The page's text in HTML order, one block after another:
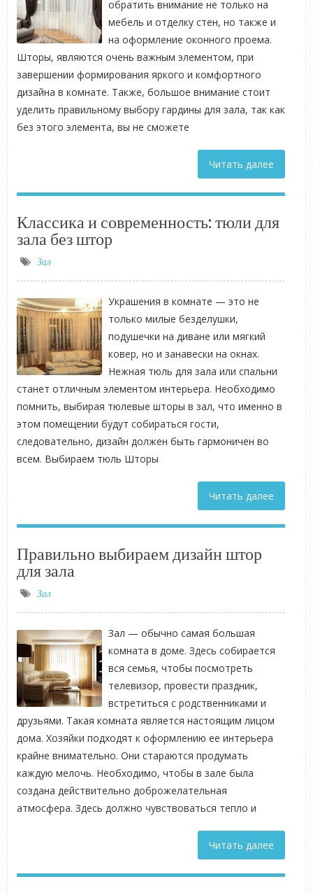
обратить внимание не только на
мебель и отделку стен, но также и
на оформление оконного проема.
Шторы, являются очень важным элементом, при
завершении формирования яркого и комфортного
дизайна в комнате. Также, большое внимание стоит
уделить правильному выбору гардины для зала, так как
без этого элемента, вы не сможете
Читать далее
Классика и современность: тюли для
зала без штор
Зал
Украшения в комнате — это не
только милые безделушки,
подушечки на диване или мягкий
ковер, но и занавески на окнах.
Нежная тюль для зала или спальни
станет отличным элементом интерьера. Необходимо
помнить, выбирая тюлевые шторы в зал, что именно в
этом помещении будут собираться гости,
следовательно, дизайн должен быть гармоничен во
всем. Выбираем тюль Шторы
Читать далее
Правильно выбираем дизайн штор
для зала
Зал
Зал — обычно самая большая
комната в доме. Здесь собирается
вся семья, чтобы посмотреть
телевизор, провести праздник,
встретиться с родственниками и
друзьями. Такая комната является настоящим лицом
дома. Хозяйки подходят к оформлению ее интерьера
крайне внимательно. Они стараются продумать
каждую мелочь. Необходимо, чтобы в зале была
создана действительно доброжелательная
атмосфера. Здесь должно чувствоваться тепло и
Читать далее